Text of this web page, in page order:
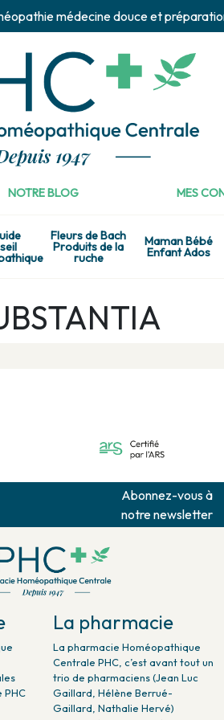
médecine douce et
NOTRE BLOG MES
Fleurs de Bach
Produits de la
ruche
Maman Bébé
Enfant Ados
Abonnez-vous à
notre newsletter
PHC
La pharmacie
La pharmacie Homéopathique
Centrale PHC, c’est avant tout un
trio de pharmaciens (Jean Luc
Gaillard, Hélène Berrué-
Gaillard, Nathalie Hervé)